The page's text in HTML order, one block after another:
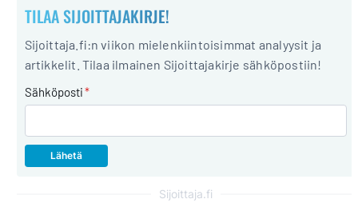
TILAA SIJOITTAJAKIRJE!
Sijoittaja.fi:n viikon mielenkiintoisimmat analyysit ja
artikkelit. Tilaa ilmainen Sijoittajakirje sähköpostiin!
Sähköposti*
Sijoittaja.fi